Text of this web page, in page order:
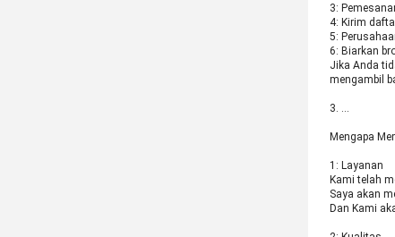
3:
4: Kirim
5:
6: Biarkan
Jika Anda
mengambil
3. …
Mengapa
1: Layanan
Kami telah
Saya akan
Dan Kami